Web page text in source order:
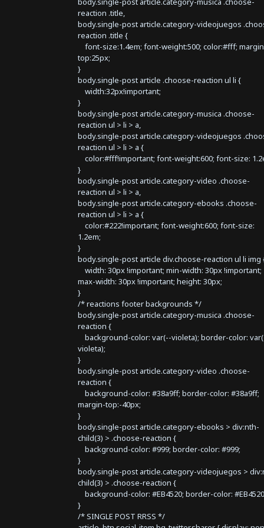
reaction .title,
body.single-post article.category-videojuegos
reaction .title {
font-size:1.4em; font-weight:500; color:#fff;
top:25px;
}
body.single-post article .choose-reaction ul li {
width:32px!important;
}
body.single-post article.category-musica .choose-
reaction ul > li > a,
body.single-post article.category-videojuegos
reaction ul > li > a {
color:#fff!important; font-weight:600; font-size:
}
body.single-post article.category-video .choose-
reaction ul > li > a,
body.single-post article.category-ebooks .choose-
reaction ul > li > a {
color:#222!important; font-weight:600; font-size:
1.2em;
}
body.single-post article div.choose-reaction ul li img
width: 30px !important; min-width: 30px !important;
max-width: 30px !important; height: 30px;
}
/* reactions footer backgrounds */
body.single-post article.category-musica .choose-
reaction {
background-color: var(--violeta); border-color:
violeta);
}
body.single-post article.category-video .choose-
reaction {
background-color: #38a9ff; border-color: #38a9ff;
margin-top:-40px;
}
body.single-post article.category-ebooks > div:nth-
child(3) > .choose-reaction {
background-color: #999; border-color: #999;
}
body.single-post article.category-videojuegos >
child(3) > .choose-reaction {
background-color: #EB4520; border-color:
}
/* SINGLE POST RRSS */